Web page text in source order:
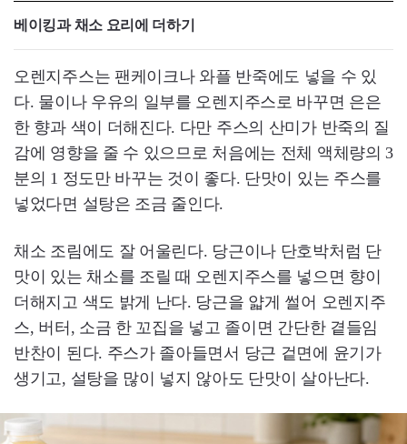
베이킹과 채소 요리에 더하기
오렌지주스는 팬케이크나 와플 반죽에도 넣을 수 있
다. 물이나 우유의 일부를 오렌지주스로 바꾸면 은은
한 향과 색이 더해진다. 다만 주스의 산미가 반죽의 질
감에 영향을 줄 수 있으므로 처음에는 전체 액체량의 3
분의 1 정도만 바꾸는 것이 좋다. 단맛이 있는 주스를
넣었다면 설탕은 조금 줄인다.
채소 조림에도 잘 어울린다. 당근이나 단호박처럼 단
맛이 있는 채소를 조릴 때 오렌지주스를 넣으면 향이
더해지고 색도 밝게 난다. 당근을 얇게 썰어 오렌지주
스, 버터, 소금 한 꼬집을 넣고 졸이면 간단한 곁들임
반찬이 된다. 주스가 졸아들면서 당근 겉면에 윤기가
생기고, 설탕을 많이 넣지 않아도 단맛이 살아난다.